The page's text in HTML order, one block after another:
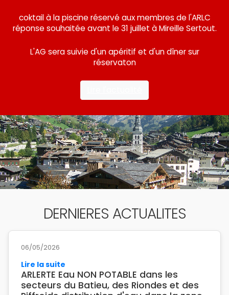
coktail à la piscine réservé aux membres de l'ARLC
réponse souhaitée avant le 31 juillet à Mireille Sertout.
L'AG sera suivie d'un apéritif et d'un dîner sur
réservaton
DERNIERES ACTUALITES
06/05/2026
Lire la suite
ARLERTE Eau NON POTABLE dans les
secteurs du Batieu, des Riondes et des